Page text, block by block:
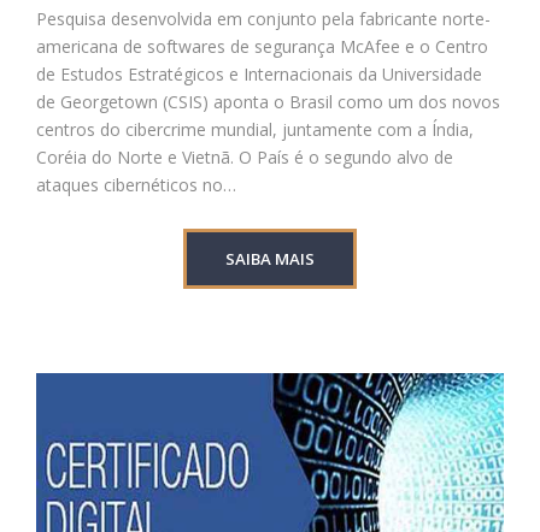
Pesquisa desenvolvida em conjunto pela fabricante norte-
americana de softwares de segurança McAfee e o Centro
de Estudos Estratégicos e Internacionais da Universidade
de Georgetown (CSIS) aponta o Brasil como um dos novos
centros do cibercrime mundial, juntamente com a Índia,
Coréia do Norte e Vietnã. O País é o segundo alvo de
ataques cibernéticos no…
SAIBA MAIS